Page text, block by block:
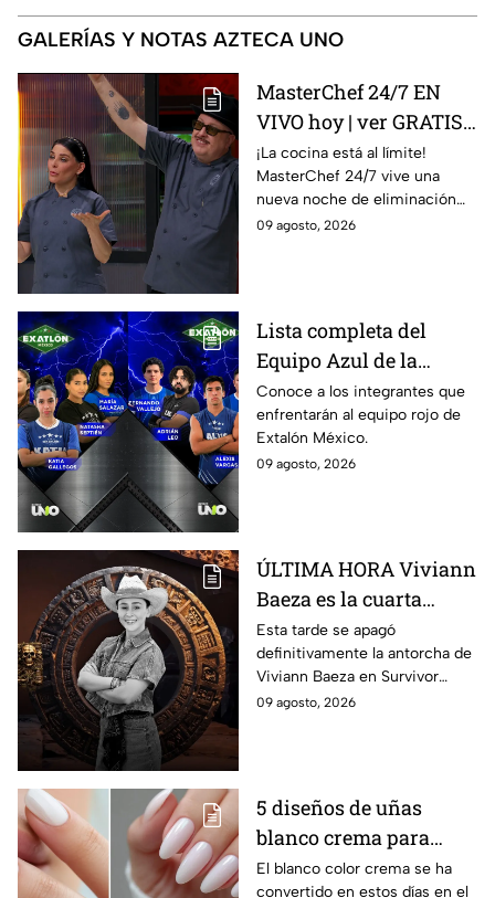
GALERÍAS Y NOTAS AZTECA UNO
MasterChef 24/7 EN
VIVO hoy | ver GRATIS
en línea la transmisión
del domingo de
ELIMINACIÓN del 09 de
agosto de la edición
online, gratis y por
internet
¡La cocina está al límite!
MasterChef 24/7 vive una
nueva noche de eliminación
donde un cocinero tendrá que
09 agosto, 2026
Lista completa del
Equipo Azul de la
décima Temporada de
Exatlón México
Conoce a los integrantes que
enfrentarán al equipo rojo de
Extalón México.
09 agosto, 2026
ÚLTIMA HORA Viviann
Baeza es la cuarta
ELIMINADA de
Survivor México La
Reliquia en Llamas
Esta tarde se apagó
definitivamente la antorcha de
Viviann Baeza en Survivor
México La Reliquia en Llamas.
09 agosto, 2026
5 diseños de uñas
blanco crema para
lucir en verano y darle
El blanco color crema se ha
convertido en estos días en el